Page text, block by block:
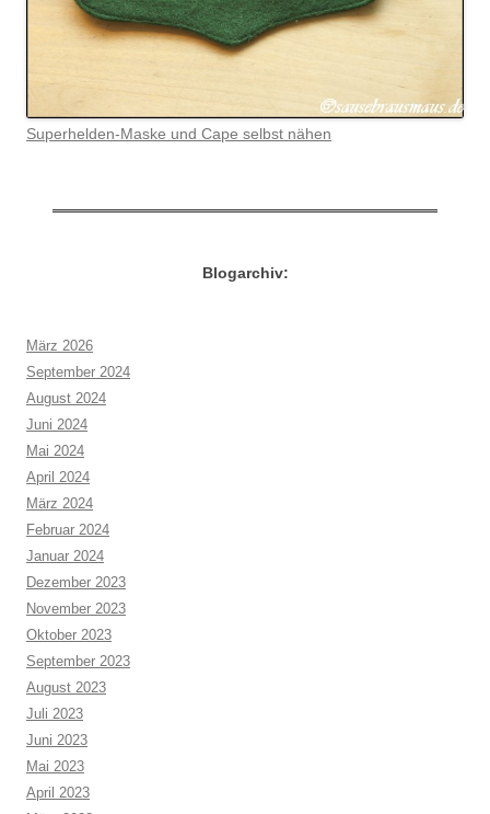
Superhelden-Maske und Cape selbst nähen
Blogarchiv:
März 2026
September 2024
August 2024
Juni 2024
Mai 2024
April 2024
März 2024
Februar 2024
Januar 2024
Dezember 2023
November 2023
Oktober 2023
September 2023
August 2023
Juli 2023
Juni 2023
Mai 2023
April 2023